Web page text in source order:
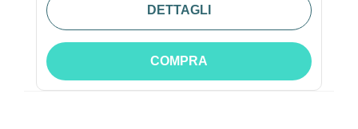
DETTAGLI
COMPRA